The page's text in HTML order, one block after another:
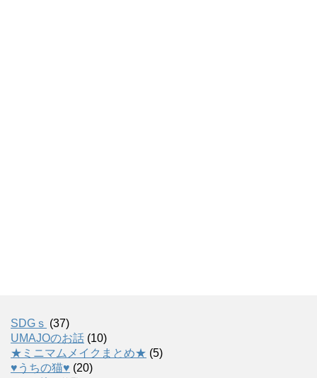
SDGｓ (37)
UMAJOのお話 (10)
★ミニマムメイクまとめ★ (5)
♥うちの猫♥ (20)